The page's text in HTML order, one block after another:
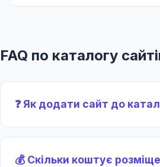
FAQ по каталогу
❓ Як додати сайт до
💰 Скільки коштує